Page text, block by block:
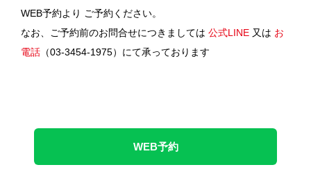
WEB予約より ご予約ください。
なお、ご予約前のお問合せにつきましては 公式LINE 又は お
電話 （03-3454-1975）にて承っております
WEB予約